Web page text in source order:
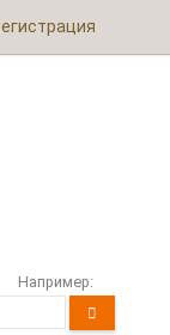
Например: